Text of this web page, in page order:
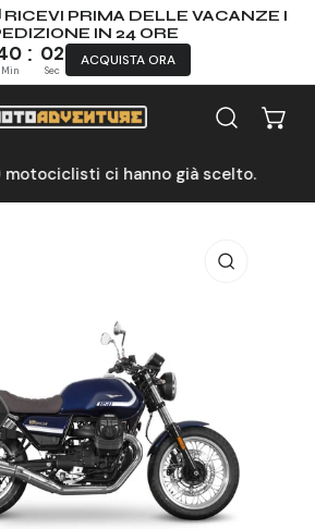
RICEVI PRIMA DELLE VACANZE I
IN 24 ORE
: 01
Min Sec
ACQUISTA ORA
ci hanno già scelto.